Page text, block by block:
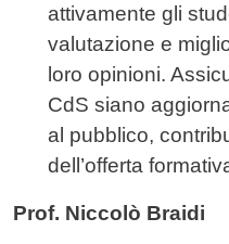
attivamente gli
valutazione e
loro opinioni.
CdS siano
al pubblico,
dell’offerta
Prof. Niccolò Braidi